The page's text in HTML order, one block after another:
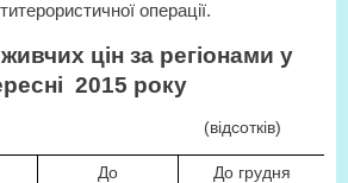
операції.
цін за регіонами у
2015 року
(відсотків)
До
До грудня